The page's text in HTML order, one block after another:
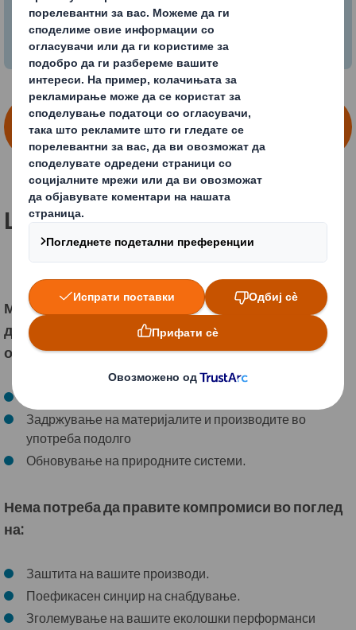
Преземете го информативниот водич
ПРЕЗЕМЕТЕ ГО ИНФОРМАТИВНИОТ
ВОДИЧ
Што тоа значи за вас?
Метриката за циркуларен дизајн ќе ви овозможи
да ги поттикнете перформансите на
одржливоста на пакувањето со помош на:
Задржување на материјалите и производите во
употреба подолго
Обновување на природните системи.
Нема потреба да правите компромиси во поглед
на:
Заштита на вашите производи.
Поефикасен синџир на снабдување.
Зголемување на вашите еколошки перформанси